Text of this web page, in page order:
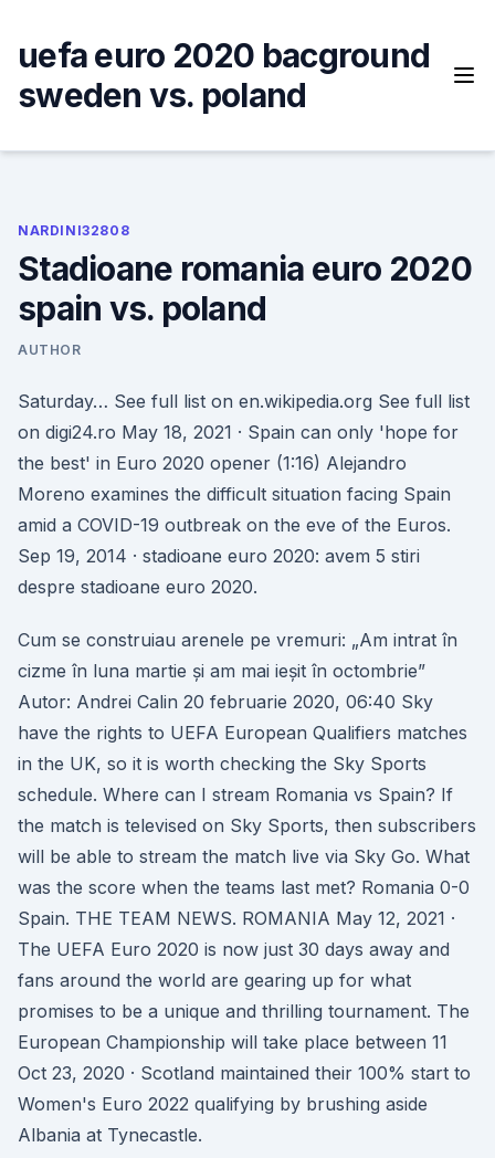
content
uefa euro 2020 bacground
sweden vs. poland
NARDINI32808
Stadioane romania euro 2020
spain vs. poland
AUTHOR
Saturday… See full list on en.wikipedia.org See full list
on digi24.ro May 18, 2021 · Spain can only 'hope for
the best' in Euro 2020 opener (1:16) Alejandro
Moreno examines the difficult situation facing Spain
amid a COVID-19 outbreak on the eve of the Euros.
Sep 19, 2014 · stadioane euro 2020: avem 5 stiri
despre stadioane euro 2020.
Cum se construiau arenele pe vremuri: „Am intrat în
cizme în luna martie și am mai ieșit în octombrie”
Autor: Andrei Calin 20 februarie 2020, 06:40 Sky
have the rights to UEFA European Qualifiers matches
in the UK, so it is worth checking the Sky Sports
schedule. Where can I stream Romania vs Spain? If
the match is televised on Sky Sports, then subscribers
will be able to stream the match live via Sky Go. What
was the score when the teams last met? Romania 0-0
Spain. THE TEAM NEWS. ROMANIA May 12, 2021 ·
The UEFA Euro 2020 is now just 30 days away and
fans around the world are gearing up for what
promises to be a unique and thrilling tournament. The
European Championship will take place between 11
Oct 23, 2020 · Scotland maintained their 100% start to
Women's Euro 2022 qualifying by brushing aside
Albania at Tynecastle.